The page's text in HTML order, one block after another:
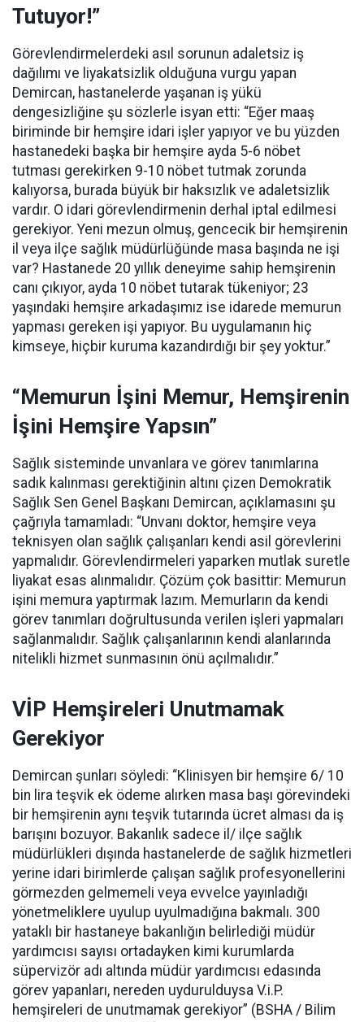
Tutuyor!”
Görevlendirmelerdeki asıl sorunun adaletsiz iş
dağılımı ve liyakatsizlik olduğuna vurgu yapan
Demircan, hastanelerde yaşanan iş yükü
dengesizliğine şu sözlerle isyan etti: “Eğer maaş
biriminde bir hemşire idari işler yapıyor ve bu yüzden
hastanedeki başka bir hemşire ayda 5-6 nöbet
tutması gerekirken 9-10 nöbet tutmak zorunda
kalıyorsa, burada büyük bir haksızlık ve adaletsizlik
vardır. O idari görevlendirmenin derhal iptal edilmesi
gerekiyor. Yeni mezun olmuş, gencecik bir hemşirenin
il veya ilçe sağlık müdürlüğünde masa başında ne işi
var? Hastanede 20 yıllık deneyime sahip hemşirenin
canı çıkıyor, ayda 10 nöbet tutarak tükeniyor; 23
yaşındaki hemşire arkadaşımız ise idarede memurun
yapması gereken işi yapıyor. Bu uygulamanın hiç
kimseye, hiçbir kuruma kazandırdığı bir şey yoktur.”
“Memurun İşini Memur, Hemşirenin
İşini Hemşire Yapsın”
Sağlık sisteminde unvanlara ve görev tanımlarına
sadık kalınması gerektiğinin altını çizen Demokratik
Sağlık Sen Genel Başkanı Demircan, açıklamasını şu
çağrıyla tamamladı: “Unvanı doktor, hemşire veya
teknisyen olan sağlık çalışanları kendi asil görevlerini
yapmalıdır. Görevlendirmeleri yaparken mutlak suretle
liyakat esas alınmalıdır. Çözüm çok basittir: Memurun
işini memura yaptırmak lazım. Memurların da kendi
görev tanımları doğrultusunda verilen işleri yapmaları
sağlanmalıdır. Sağlık çalışanlarının kendi alanlarında
nitelikli hizmet sunmasının önü açılmalıdır.”
VİP Hemşireleri Unutmamak
Gerekiyor
Demircan şunları söyledi: “Klinisyen bir hemşire 6/ 10
bin lira teşvik ek ödeme alırken masa başı görevindeki
bir hemşirenin aynı teşvik tutarında ücret alması da iş
barışını bozuyor. Bakanlık sadece il/ ilçe sağlık
müdürlükleri dışında hastanelerde de sağlık hizmetleri
yerine idari birimlerde çalışan sağlık profesyonellerini
görmezden gelmemeli veya evvelce yayınladığı
yönetmeliklere uyulup uyulmadığına bakmalı. 300
yataklı bir hastaneye bakanlığın belirlediği müdür
yardımcısı sayısı ortadayken kimi kurumlarda
süpervizör adı altında müdür yardımcısı edasında
görev yapanları, nereden uydurulduysa V.i.P.
hemşireleri de unutmamak gerekiyor” (BSHA / Bilim